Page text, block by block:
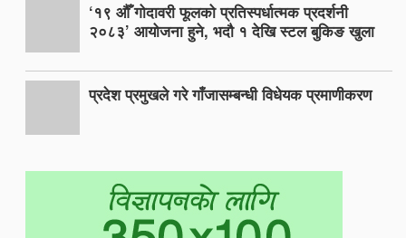
‘१९ औँ गोदावरी फूलको प्रतिस्पर्धात्मक प्रदर्शनी
२०८३’ आयोजना हुने, भदौ १ देखि स्टल बुकिङ खुला
प्रदेश प्रमुखले गरे गाँजासम्बन्धी विधेयक प्रमाणीकरण